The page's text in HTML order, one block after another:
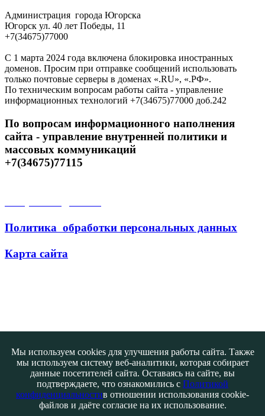
Администрация города Югорска
Югорск ул. 40 лет Победы, 11
+7(34675)77000
С 1 марта 2024 года включена блокировка иностранных
доменов. Просим при отправке сообщений использовать
только почтовые серверы в доменах «.RU», «.РФ».
По техническим вопросам работы сайта - управление
информационных технологий +7(34675)77000 доб.242
По вопросам информационного наполнения
сайта - управление внутренней политики и
массовых коммуникаций
+7(34675)77115
Политика обработки персональных данных
Карта сайта
Контакты
Мы используем cookies для улучшения работы сайта. Также
мы используем систему веб-аналитики, которая собирает
данные посетителей сайта. Оставаясь на сайте, вы
подтверждаете, что ознакомились с Политикой
конфиденциальностив отношении использования cookie-
файлов и даёте согласие на их использование.